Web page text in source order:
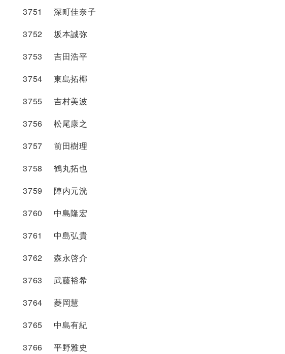
3751 深町佳奈子
3752 坂本誠弥
3753 吉田浩平
3754 東島拓椰
3755 吉村美波
3756 松尾康之
3757 前田樹理
3758 鶴丸拓也
3759 陣内元洸
3760 中島隆宏
3761 中島弘貴
3762 森永啓介
3763 武藤裕希
3764 菱岡慧
3765 中島有紀
3766 平野雅史